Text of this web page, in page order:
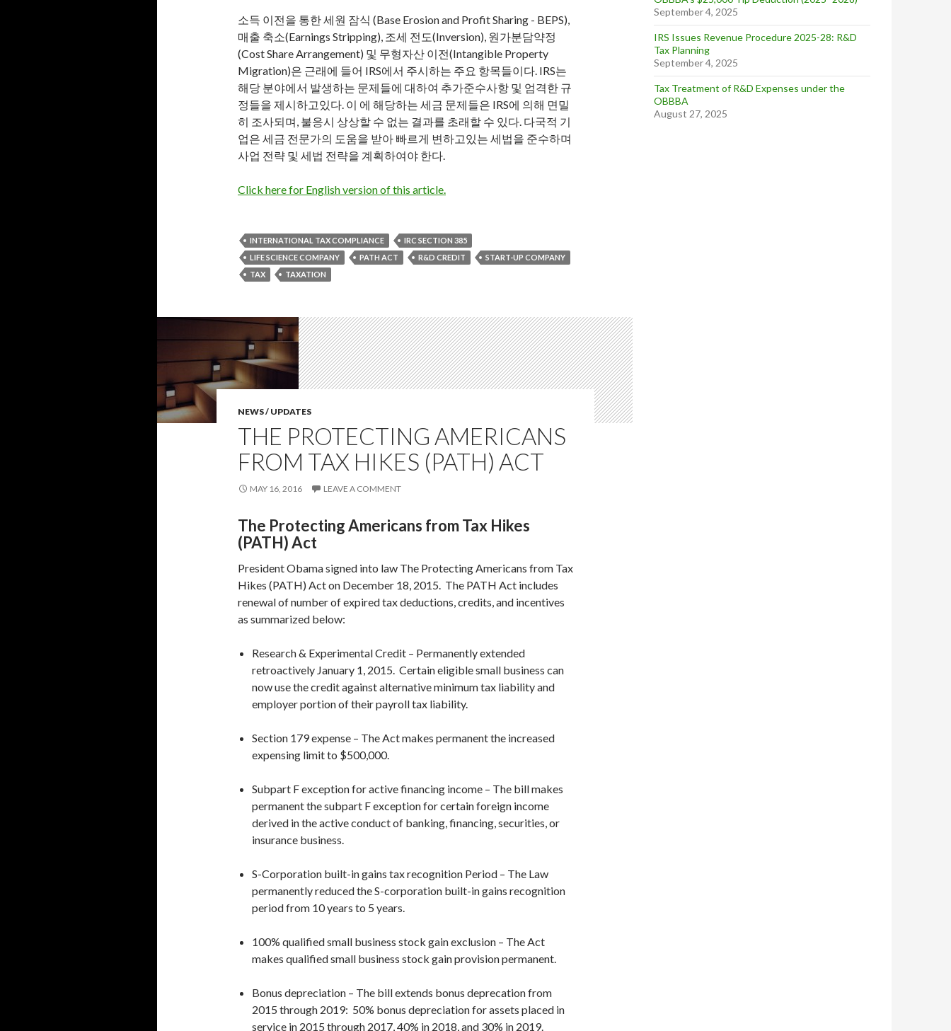
소득 이전을 통한 세원 잠식 (Base Erosion and Profit Sharing - BEPS),
매출 축소(Earnings Stripping), 조세 전도(Inversion), 원가분담약정
(Cost Share Arrangement) 및 무형자산 이전(Intangible Property
Migration)은 근래에 들어 IRS에서 주시하는 주요 항목들이다. IRS는
해당 분야에서 발생하는 문제들에 대하여 추가준수사항 및 엄격한 규
정들을 제시하고있다. 이 에 해당하는 세금 문제들은 IRS에 의해 면밀
히 조사되며, 불응시 상상할 수 없는 결과를 초래할 수 있다. 다국적 기
업은 세금 전문가의 도움을 받아 빠르게 변하고있는 세법을 준수하며
사업 전략 및 세법 전략을 계획하여야 한다.
Click here for English version of this article.
INTERNATIONAL TAX COMPLIANCE
IRC SECTION 385
LIFE SCIENCE COMPANY
PATH ACT R&D CREDIT
START-UP COMPANY
TAX
TAXATION
NEWS / UPDATES
THE PROTECTING AMERICANS
FROM TAX HIKES (PATH) ACT
MAY 16, 2016 LEAVE A COMMENT
The Protecting Americans from Tax Hikes
(PATH) Act
President Obama signed into law The Protecting Americans from Tax
Hikes (PATH) Act on December 18, 2015. The PATH Act includes
renewal of number of expired tax deductions, credits, and incentives
as summarized below:
Research & Experimental Credit – Permanently extended
retroactively January 1, 2015. Certain eligible small business can
now use the credit against alternative minimum tax liability and
employer portion of their payroll tax liability.
Section 179 expense – The Act makes permanent the increased
expensing limit to $500,000.
Subpart F exception for active financing income – The bill makes
permanent the subpart F exception for certain foreign income
derived in the active conduct of banking, financing, securities, or
insurance business.
S-Corporation built-in gains tax recognition Period – The Law
permanently reduced the S-corporation built-in gains recognition
period from 10 years to 5 years.
100% qualified small business stock gain exclusion – The Act
makes qualified small business stock gain provision permanent.
Bonus depreciation – The bill extends bonus deprecation from
2015 through 2019: 50% bonus depreciation for assets placed in
service in 2015 through 2017, 40% in 2018, and 30% in 2019.
September 4, 2025
IRS Issues Revenue Procedure 2025-28: R&D
Tax Planning
September 4, 2025
Tax Treatment of R&D Expenses under the
OBBBA
August 27, 2025